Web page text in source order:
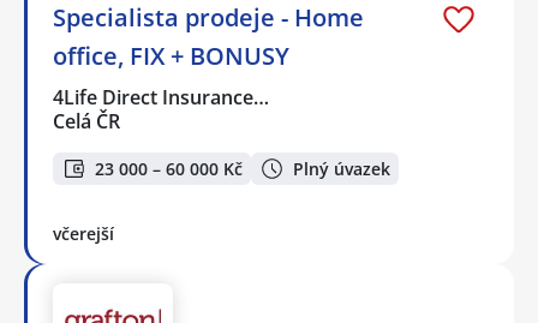
Specialista prodeje - Home
office, FIX + BONUSY
4Life Direct Insurance…
Celá ČR
23 000 – 60 000 Kč Plný úvazek
včerejší